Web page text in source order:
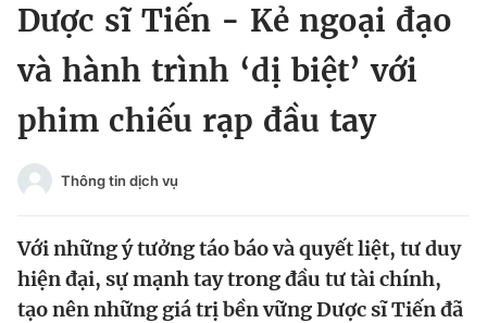
Chuyên mục
Chào ngày mới
Video Magazine
Đổi mật khẩu
Tin đã lưu
Tin đã xem
Đăng xuất
Dược sĩ Tiến - Kẻ ngoại đạo
và hành trình ‘dị biệt’ với
phim chiếu rạp đầu tay
Thông tin dịch vụ
Với những ý tưởng táo báo và quyết liệt, tư duy
hiện đại, sự mạnh tay trong đầu tư tài chính,
tạo nên những giá trị bền vững Dược sĩ Tiến đã